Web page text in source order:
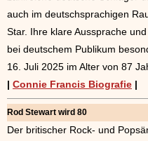
auch im deutschsprachigen
Star. Ihre klare Aussprache
bei deutschem Publikum
16. Juli 2025 im Alter von 87
| Connie Francis Biografie |
Rod Stewart wird 80
Der britischer Rock- und